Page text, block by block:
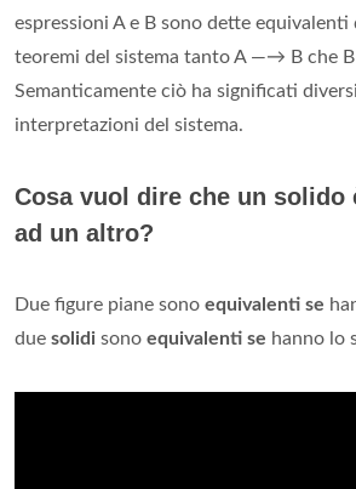
espressioni A e B sono dette equivalenti
teoremi del sistema tanto A —→ B che
Semanticamente ciò ha significati
interpretazioni del sistema.
Cosa vuol dire che un solido
ad un altro?
Due figure piane sono equivalenti se
due solidi sono equivalenti se hanno lo